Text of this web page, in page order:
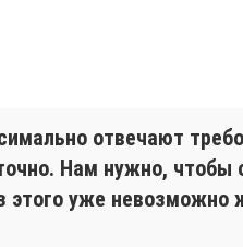
отвечают
Нам нужно,
этого уже